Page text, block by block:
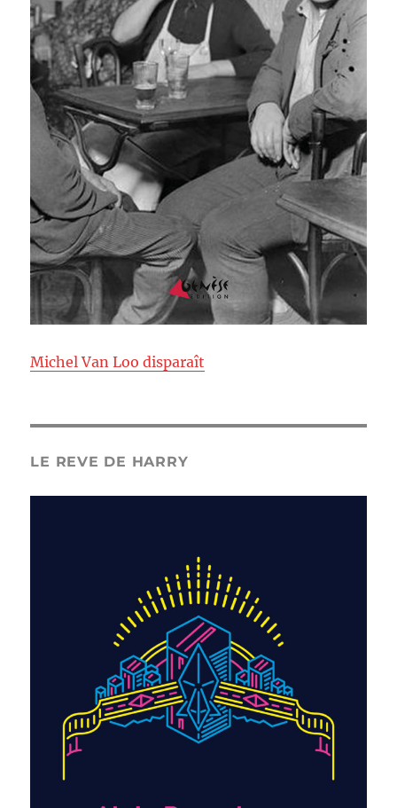
Michel Van Loo disparaît
LE REVE DE HARRY